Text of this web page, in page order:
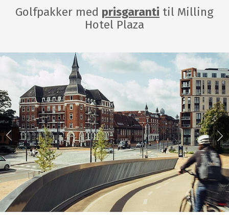
Golfpakker med prisgaranti til Milling
Hotel Plaza